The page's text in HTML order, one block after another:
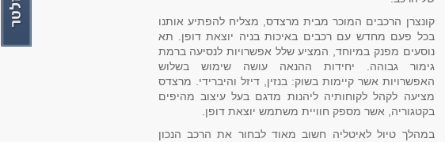
קונצרן הרכבים המוכר מבית מרצדס, מצליח להפתיע אותנו
בכל פעם מחדש עם רכבים באיכות בניה יוצאת דופן. תא
נוסעים מפנק במיוחד, המציע שלל אפשרויות לנסיעה ברמת
גימור גבוהה. יחידות ההנאה עושה שימוש בשלוש
האפשרויות אשר קיימות בשוק: בנזין, דיזל והיברידי. מרצדס
מציעה לקהל לקוחותיה ליהנות מדגם בעל עיצוב מהיפים
בקטגוריה, אשר מספק חוויית משתמש יוצאת דופן.
במהלך טיול לאיטליה חשוב מאוד לבחור את הרכב הנכון